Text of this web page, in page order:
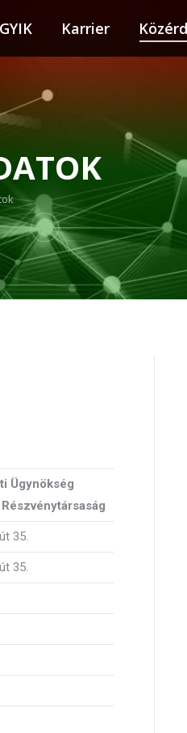
GYIK Karrier
Ügynökség
35.
35.
GYIK Karrier